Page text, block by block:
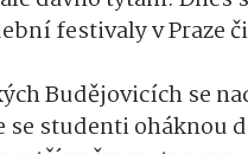
festivaly v Praze
Budějovicích se
se studenti oháknou